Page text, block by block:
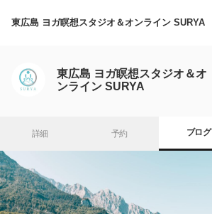
東広島 ヨガ瞑想スタジオ＆オンライン SURYA
東広島 ヨガ瞑想スタジオ＆オ
ンライン SURYA
詳細 予約 ブログ